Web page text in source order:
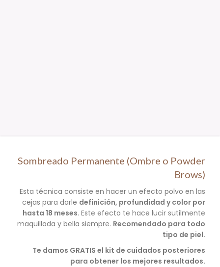
Sombreado Permanente (Ombre o Powder
Brows)
Esta técnica consiste en hacer un efecto polvo en las
cejas para darle definición, profundidad y color por
hasta 18 meses. Este efecto te hace lucir sutilmente
maquillada y bella siempre. Recomendado para todo
tipo de piel.
Te damos GRATIS el kit de cuidados posteriores
para obtener los mejores resultados.